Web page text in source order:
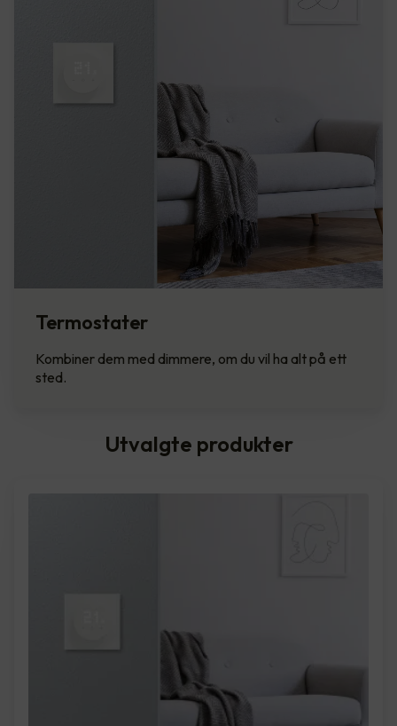
Termostater
Kombiner dem med dimmere, om du vil ha alt på ett
sted.
Utvalgte produkter